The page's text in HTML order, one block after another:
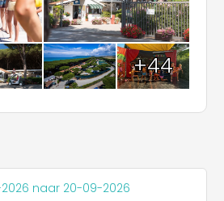
+44
naar 20-09-2026